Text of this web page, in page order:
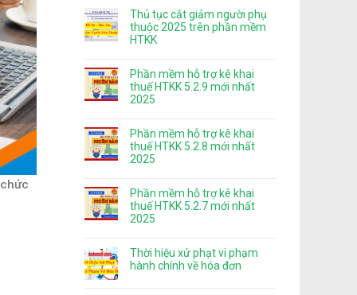
Thủ tục cắt giảm người phụ
thuộc 2025 trên phần mềm
HTKK
Phần mềm hỗ trợ kê khai
thuế HTKK 5.2.9 mới nhất
2025
Phần mềm hỗ trợ kê khai
thuế HTKK 5.2.8 mới nhất
2025
Phần mềm hỗ trợ kê khai
thuế HTKK 5.2.7 mới nhất
2025
Thời hiệu xử phạt vi phạm
hành chính về hóa đơn